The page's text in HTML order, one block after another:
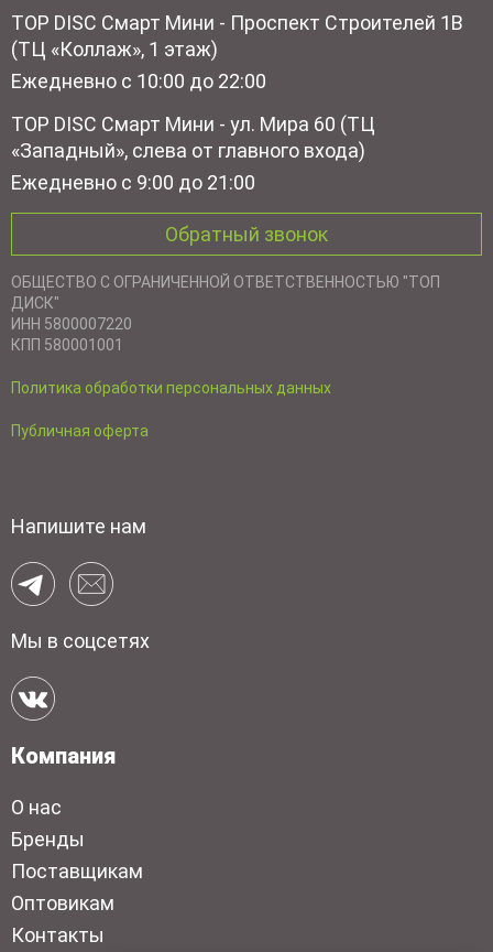
TOP DISC Смарт Мини - Проспект Строителей 1В
(ТЦ «Коллаж», 1 этаж)
Ежедневно с 10:00 до 22:00
TOP DISC Смарт Мини - ул. Мира 60 (ТЦ
«Западный», слева от главного входа)
Ежедневно с 9:00 до 21:00
Обратный звонок
ОБЩЕСТВО С ОГРАНИЧЕННОЙ ОТВЕТСТВЕННОСТЬЮ "ТОП
ДИСК"
ИНН 5800007220
КПП 580001001
Политика обработки персональных данных
Публичная оферта
Напишите нам
Мы в соцсетях
Компания
О нас
Бренды
Поставщикам
Оптовикам
Контакты